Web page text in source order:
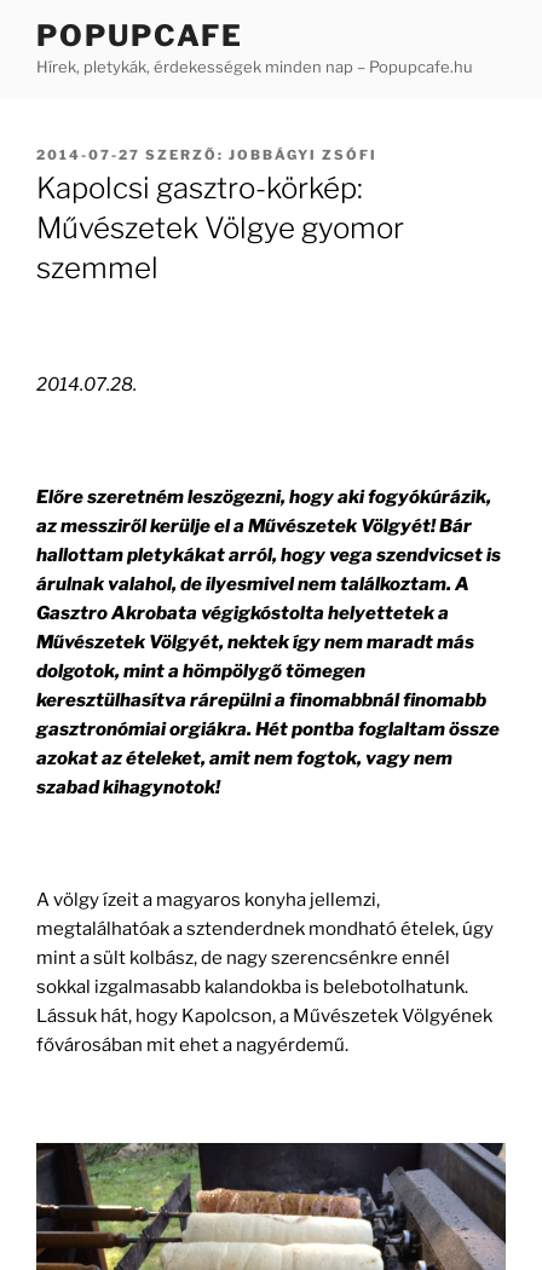
POPUPCAFE
Hírek, pletykák, érdekességek minden nap – Popupcafe.hu
BEKÜLDVE:
2014-07-27 SZERZŐ: JOBBÁGYI ZSÓFI
Kapolcsi gasztro-körkép:
Művészetek Völgye gyomor
szemmel
2014.07.28.
Előre szeretném leszögezni, hogy aki fogyókúrázik,
az messziről kerülje el a Művészetek Völgyét! Bár
hallottam pletykákat arról, hogy vega szendvicset is
árulnak valahol, de ilyesmivel nem találkoztam. A
Gasztro Akrobata végigkóstolta helyettetek a
Művészetek Völgyét, nektek így nem maradt más
dolgotok, mint a hömpölygő tömegen
keresztülhasítva rárepülni a finomabbnál finomabb
gasztronómiai orgiákra. Hét pontba foglaltam össze
azokat az ételeket, amit nem fogtok, vagy nem
szabad kihagynotok!
A völgy ízeit a magyaros konyha jellemzi,
megtalálhatóak a sztenderdnek mondható ételek, úgy
mint a sült kolbász, de nagy szerencsénkre ennél
sokkal izgalmasabb kalandokba is belebotolhatunk.
Lássuk hát, hogy Kapolcson, a Művészetek Völgyének
fővárosában mit ehet a nagyérdemű.